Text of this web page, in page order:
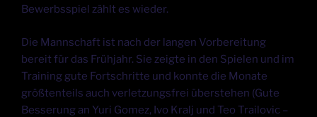
Bewerbsspiel zählt es wieder.
Die Mannschaft ist nach der langen Vorbereitung
bereit für das Frühjahr. Sie zeigte in den Spielen und im
Training gute Fortschritte und konnte die Monate
größtenteils auch verletzungsfrei überstehen (Gute
Besserung an Yuri Gomez, Ivo Kralj und Teo Trailovic –